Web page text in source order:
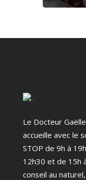
Le Docteur
accueille avec le
STOP de 9h à
12h30 et de 15h
conseil au